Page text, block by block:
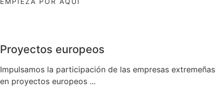
Proyectos europeos
Impulsamos la participación de las empresas extremeñas
en proyectos europeos ...